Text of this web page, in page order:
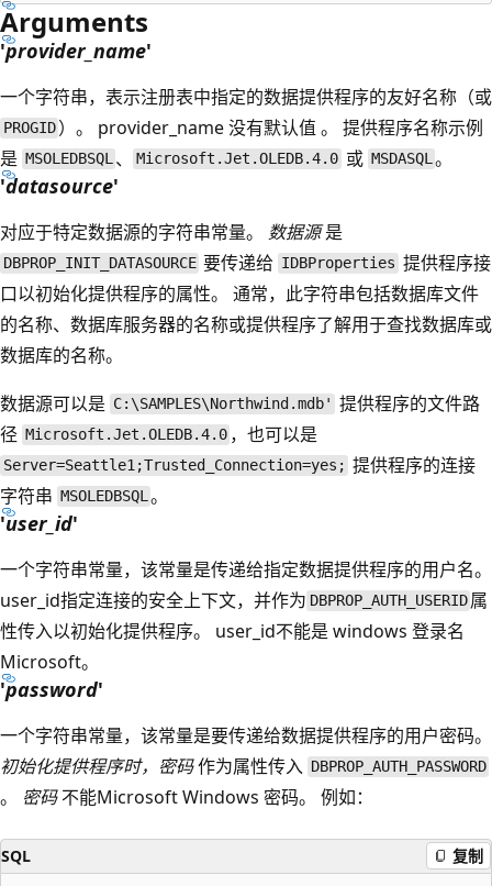
Arguments
'provider_name'
一个字符串，表示注册表中指定的数据提供程序的友好名称（或
PROGID ）。 provider_name 没有默认值 。 提供程序名称示例
是 MSOLEDBSQL 、 Microsoft.Jet.OLEDB.4.0 或 MSDASQL。
'datasource'
对应于特定数据源的字符串常量。 数据源是
DBPROP_INIT_DATASOURCE 要传递给 IDBProperties 提供程序接
口以初始化提供程序的属性。 通常，此字符串包括数据库文件
的名称、数据库服务器的名称或提供程序了解用于查找数据库或
数据库的名称。
数据源可以是 C:\SAMPLES\Northwind.mdb' 提供程序的文件路
径 Microsoft.Jet.OLEDB.4.0 ，也可以是
Server=Seattle1;Trusted_Connection=yes; 提供程序的连接
字符串 MSOLEDBSQL。
'user_id'
一个字符串常量，该常量是传递给指定数据提供程序的用户名。
user_id指定连接的安全上下文，并作为 DBPROP_AUTH_USERID 属
性传入以初始化提供程序。 user_id不能是 windows 登录名
Microsoft。
'password'
一个字符串常量，该常量是要传递给数据提供程序的用户密码。
初始化提供程序时，密码作为属性传入 DBPROP_AUTH_PASSWORD
。 密码不能Microsoft Windows 密码。 例如：
SQL 复制